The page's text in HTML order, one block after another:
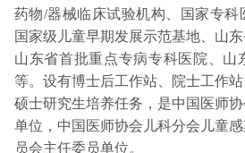
药物/器械临床试验机构、国家专科
国家级儿童早期发展示范基地、山
山东省首批重点专病专科医院、山
等。设有博士后工作站、院士工作站
硕士研究生培养任务，是中国医师
单位，中国医师协会儿科分会儿童
员会主任委员单位。